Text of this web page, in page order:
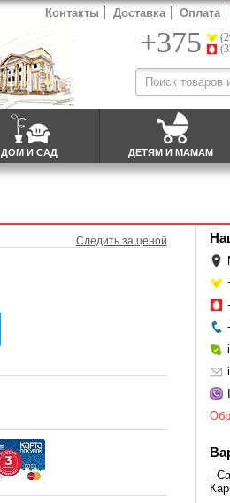
ДОМ И САД ДЕТЯМ И МАМАМ
Контакты Доставка Оплата
+375
Следить за ценой
-